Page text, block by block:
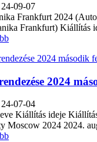
09-07
Frankfurt 2024
Frankfurt) Kiállítás
2024
07-04
Kiállítás ideje
Moscow 2024 2024.